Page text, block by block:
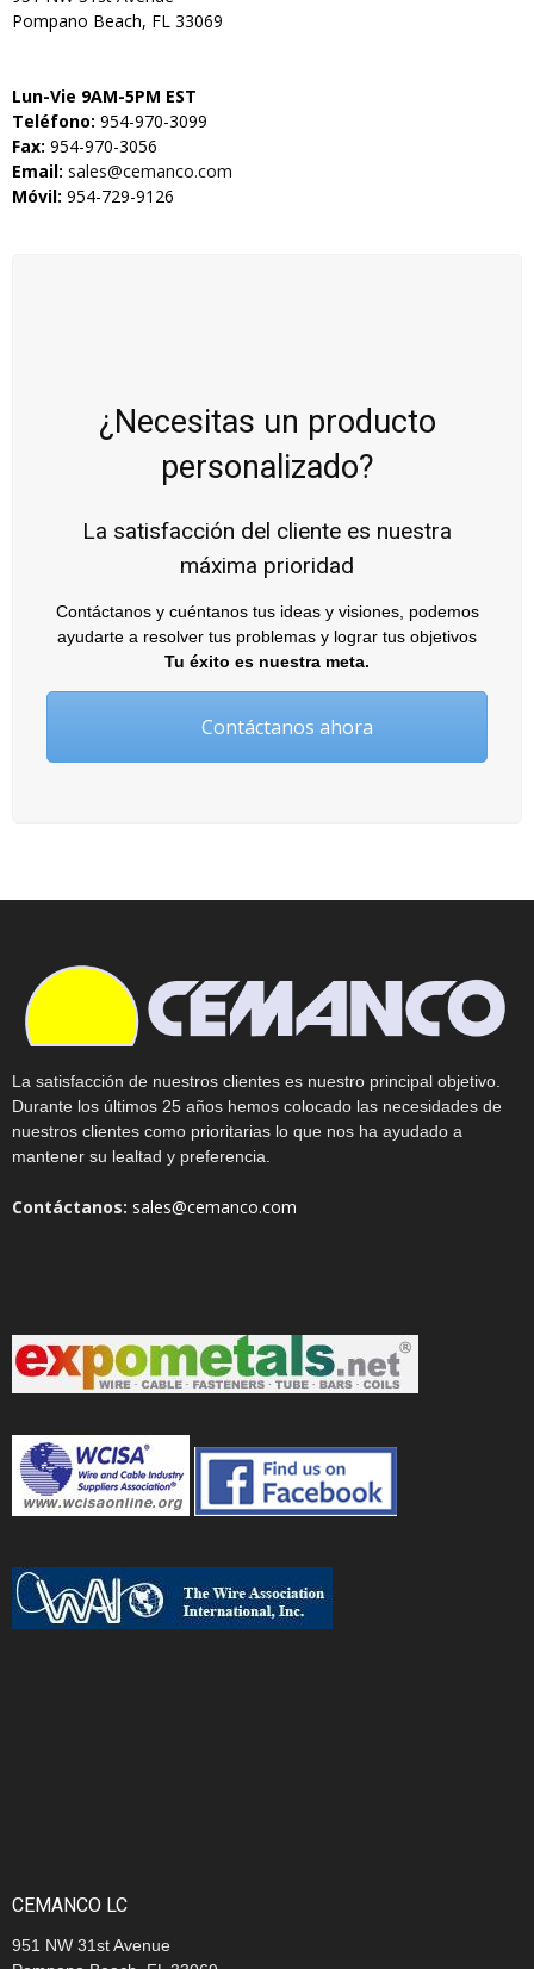
Pompano Beach, FL 33069
Lun-Vie 9AM-5PM EST
Teléfono: 954-970-3099
Fax: 954-970-3056
Email: sales@cemanco.com
Móvil: 954-729-9126
¿Necesitas un producto
personalizado?
La satisfacción del cliente es nuestra
máxima prioridad
Contáctanos y cuéntanos tus ideas y visiones, podemos
ayudarte a resolver tus problemas y lograr tus objetivos
Tu éxito es nuestra meta.
Contáctanos ahora
La satisfacción de nuestros clientes es nuestro principal objetivo.
Durante los últimos 25 años hemos colocado las necesidades de
nuestros clientes como prioritarias lo que nos ha ayudado a
mantener su lealtad y preferencia.
Contáctanos: sales@cemanco.com
CEMANCO LC
951 NW 31st Avenue